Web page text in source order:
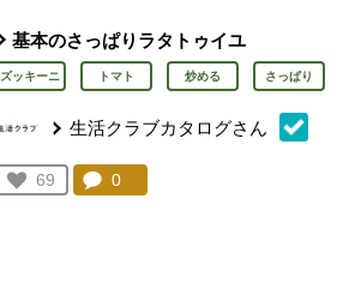
基本のさっぱりラタトゥイユ
ズッキーニ トマト 炒める さっぱり
生活クラブカタログさん
お気に入り登録：
69
人が登録
コメント：
0